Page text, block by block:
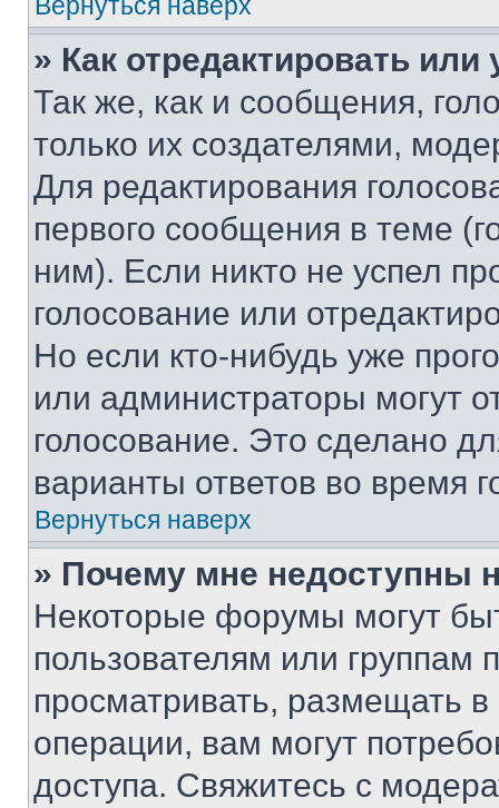
» Как отредактировать
Так же, как и сообщения,
только их создателями,
Для редактирования
первого сообщения в теме
ним). Если никто не успел
голосование или
Но если кто-нибудь уже
или администраторы могут
голосование. Это сделано
варианты ответов во время
Вернуться наверх
» Почему мне недоступны
Некоторые форумы могут
пользователям или группам
просматривать, размещать
операции, вам могут
доступа. Свяжитесь с